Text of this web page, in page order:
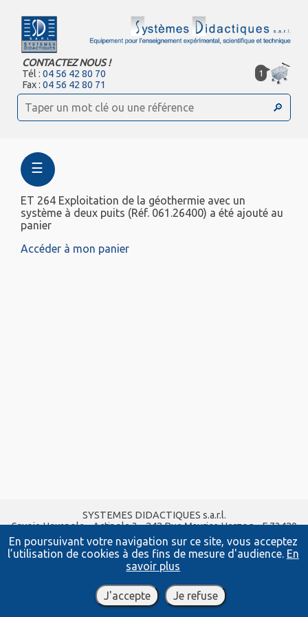
En poursuivant votre navigation sur ce site, vous acceptez
l’utilisation de cookies à des fins de mesure d'audience. En
savoir plus
J'accepte Je refuse
CONTACTEZ NOUS !
Tél :04 56 42 80 70
Fax :04 56 42 80 71
1
☰
ET 264 Exploitation de la géothermie avec un
système à deux puits (Réf. 061.26400) a été ajouté au
panier
Accéder à mon panier
SYSTEMES DIDACTIQUES s.a.r.l.
Savoie Hexapole - Actipole 3 - 242 Rue Maurice Herzog - F 73420
VIVIERS DU LAC
Tel : 04 56 42 80 70| Fax :04 56 42 80 71
xavier.granjon@systemes-didactiques.fr
www.systemes-didactiques.fr